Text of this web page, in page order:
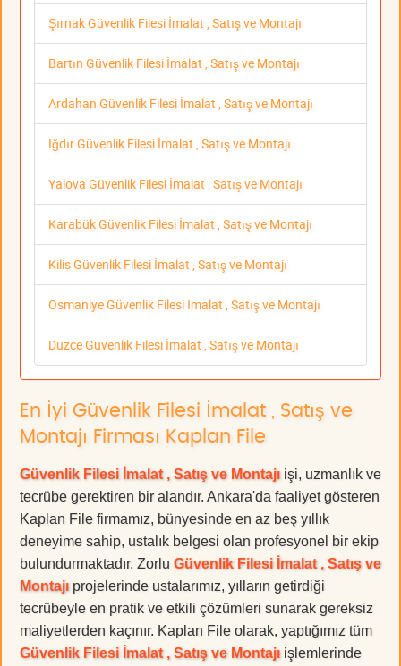
Şırnak Güvenlik Filesi İmalat , Satış ve Montajı
Bartın Güvenlik Filesi İmalat , Satış ve Montajı
Ardahan Güvenlik Filesi İmalat , Satış ve Montajı
Iğdır Güvenlik Filesi İmalat , Satış ve Montajı
Yalova Güvenlik Filesi İmalat , Satış ve Montajı
Karabük Güvenlik Filesi İmalat , Satış ve Montajı
Kilis Güvenlik Filesi İmalat , Satış ve Montajı
Osmaniye Güvenlik Filesi İmalat , Satış ve Montajı
Düzce Güvenlik Filesi İmalat , Satış ve Montajı
En İyi Güvenlik Filesi İmalat , Satış ve
Montajı Firması Kaplan File
Güvenlik Filesi İmalat , Satış ve Montajıişi, uzmanlık ve
tecrübe gerektiren bir alandır. Ankara'da faaliyet gösteren
Kaplan File firmamız, bünyesinde en az beş yıllık
deneyime sahip, ustalık belgesi olan profesyonel bir ekip
bulundurmaktadır. Zorlu Güvenlik Filesi İmalat , Satış ve
Montajıprojelerinde ustalarımız, yılların getirdiği
tecrübeyle en pratik ve etkili çözümleri sunarak gereksiz
maliyetlerden kaçınır. Kaplan File olarak, yaptığımız tüm
Güvenlik Filesi İmalat , Satış ve Montajıişlemlerinde